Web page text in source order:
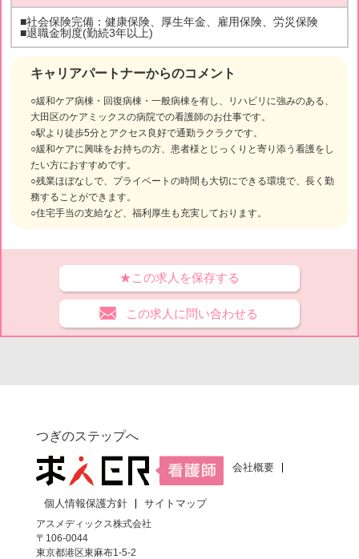
キャリアパートナーからのコメント
○緩和ケア病棟・回復病棟・一般病棟を有し、リハビリに強みのある、
大田区のケアミックスの病院での看護師のお仕事です。
○駅より徒歩5分とアクセス良好で通勤ラクラクです。
○緩和ケアに興味をお持ちの方、患者様とじっくりと寄り添う看護をし
たい方におすすめです。
○残業ほぼなしで、プライベートの時間も大切にできる環境で、長く勤
務することができます。
○住宅手当の支給など、福利厚生も充実しております。
■社会保険完備：健康保険、厚生年金、雇用保険、労災保険
■退職金制度(勤続3年以上)
★この求人を保存する
この求人に問い合わせる
つぎのステップへ
会社概要
個人情報保護方針
サイトマップ
アスメディックス株式会社
〒106-0044
東京都港区東麻布1-5-2